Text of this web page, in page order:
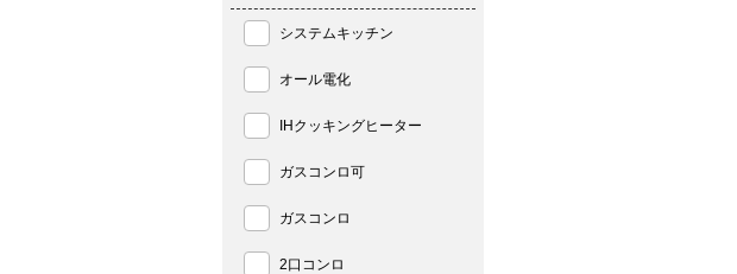
システムキッチン
オール電化
IHクッキングヒーター
ガスコンロ可
ガスコンロ
2口コンロ